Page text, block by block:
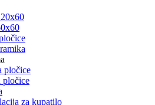
pločice
pločice
za kupatilo